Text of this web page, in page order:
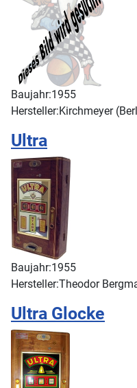
Baujahr:1955
Hersteller:Kirchmeyer
Ultra
Baujahr:1955
Hersteller:Theodor
Ultra Glocke